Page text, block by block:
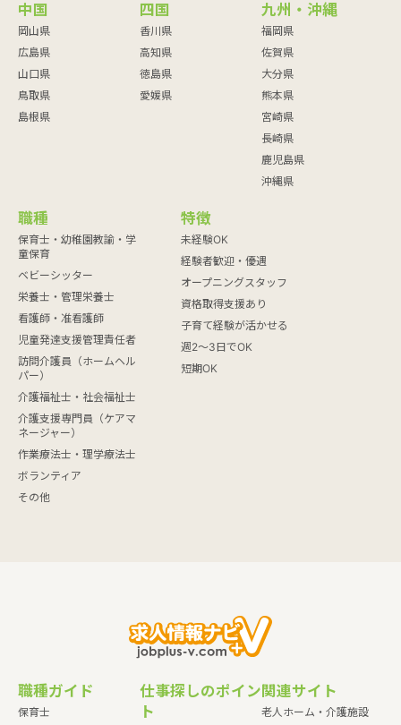
中国
岡山県
広島県
山口県
鳥取県
島根県
四国
香川県
高知県
徳島県
愛媛県
九州・沖縄
福岡県
佐賀県
大分県
熊本県
宮崎県
長崎県
鹿児島県
沖縄県
職種
保育士・幼稚園教諭・学
童保育
ベビーシッター
栄養士・管理栄養士
看護師・准看護師
児童発達支援管理責任者
訪問介護員（ホームヘル
パー）
介護福祉士・社会福祉士
介護支援専門員（ケアマ
ネージャー）
作業療法士・理学療法士
ボランティア
その他
特徴
未経験OK
経験者歓迎・優遇
オープニングスタッフ
資格取得支援あり
子育て経験が活かせる
週2～3日でOK
短期OK
職種ガイド
保育士
仕事探しのポイン
ト
関連サイト
老人ホーム・介護施設